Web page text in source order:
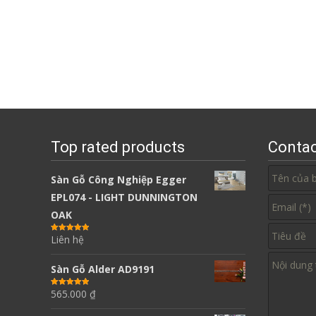
Top rated products
Sàn Gỗ Công Nghiệp Egger
EPL074 - LIGHT DUNNINGTON
OAK
Được xếp
hạng 5.00 5
Liên hệ
Sàn Gỗ Alder AD9191
Được xếp
hạng5.005
565.000 ₫